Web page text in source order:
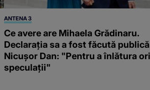
ANTENA 3
Ce avere are Mihaela Grădinaru.
Declarația sa a fost făcută
Nicușor Dan: "Pentru a înlătura
speculații"